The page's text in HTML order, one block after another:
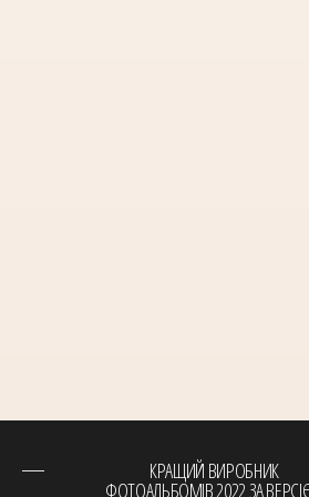
КРАЩИЙ ВИРОБНИК
ФОТОАЛЬБОМІВ 2022 ЗА